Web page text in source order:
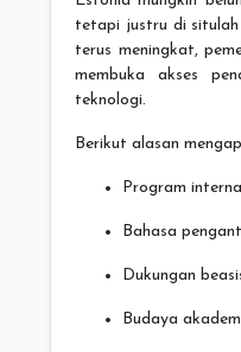
tetapi justru di situlah
terus meningkat,
membuka akses
teknologi.
Berikut alasan
Program
Bahasa
Dukungan
Budaya